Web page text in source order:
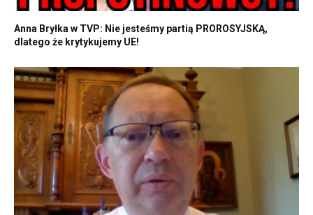
Anna Bryłka w TVP: Nie jesteśmy partią PROROSYJSKĄ,
dlatego że krytykujemy UE!